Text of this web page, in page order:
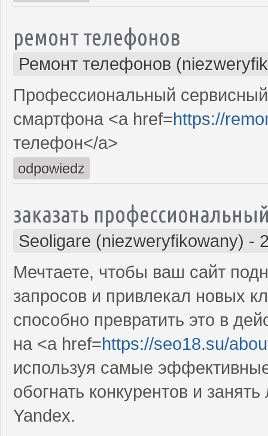
ремонт телефонов
Ремонт телефонов
Профессиональный сервисный
смартфона <a href=https://
телефон</a>
odpowiedz
заказать
Seoligare (niezweryfikowany) -
Мечтаете, чтобы ваш сайт
запросов и привлекал новых
способно превратить это в
на <a href=https://seo18.su/
используя самые
обогнать конкурентов и
Yandex.